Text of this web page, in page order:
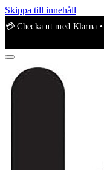
Skippa till innehåll